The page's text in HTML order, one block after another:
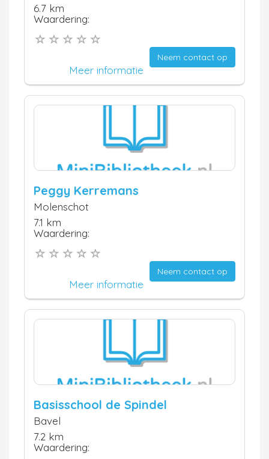
6.7 km
Waardering:
Neem contact op
Meer informatie
Peggy Kerremans
Molenschot
7.1 km
Waardering:
Neem contact op
Meer informatie
Basisschool de Spindel
Bavel
7.2 km
Waardering: